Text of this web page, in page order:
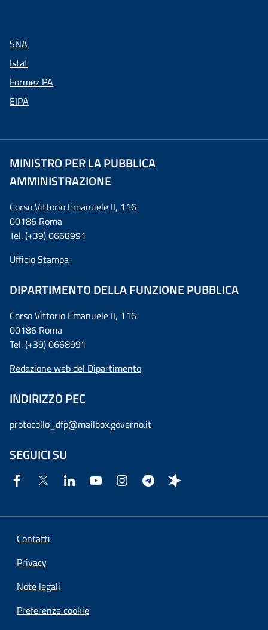
SNA
Istat
Formez PA
EIPA
MINISTRO PER LA PUBBLICA
AMMINISTRAZIONE
Corso Vittorio Emanuele II, 116
00186 Roma
Tel. (+39) 0668991
Ufficio Stampa
DIPARTIMENTO DELLA FUNZIONE PUBBLICA
Corso Vittorio Emanuele II, 116
00186 Roma
Tel. (+39) 0668991
Redazione web del Dipartimento
INDIRIZZO PEC
protocollo_dfp@mailbox.governo.it
SEGUICI SU
Contatti
Privacy
Note legali
Preferenze cookie